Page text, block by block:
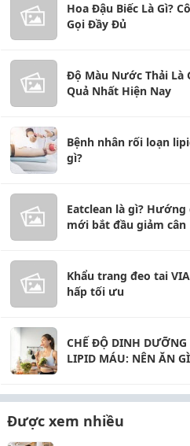
Hoa Đậu Biếc Là Gì?
Gọi Đầy Đủ
Độ Màu Nước Thải Là
Quả Nhất Hiện Nay
Bệnh nhân rối loạn
gì?
Eatclean là gì?
mới bắt đầu giảm cân
Khẩu trang đeo tai
hấp tối ưu
CHẾ ĐỘ DINH
LIPID MÁU: NÊN ĂN
Được xem nhiều